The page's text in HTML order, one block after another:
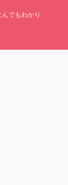
でもわかり